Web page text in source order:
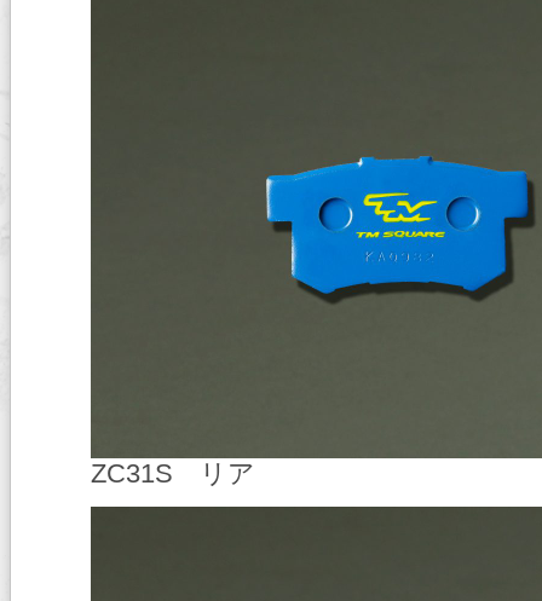
ZC31S リア